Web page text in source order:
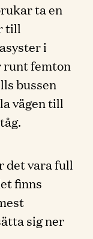
ta en
till
i
runt femton
bussen
vägen till
det vara full
finns
sig ner